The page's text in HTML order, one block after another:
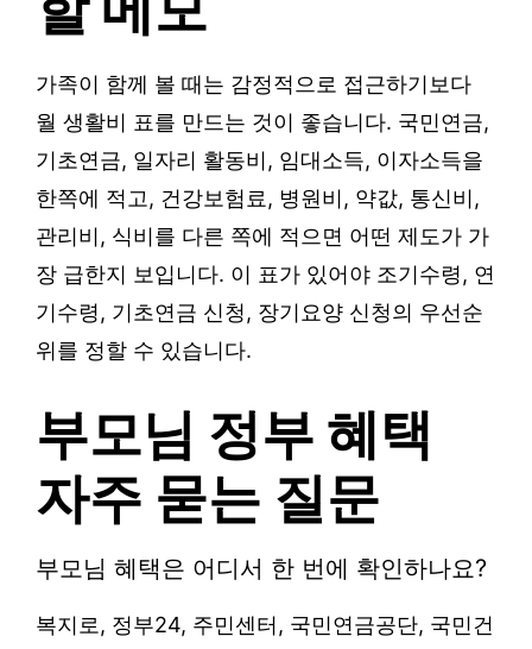
가족이 함께 볼 때는 감정적으로 접근하기보다
월 생활비 표를 만드는 것이 좋습니다. 국민연금,
기초연금, 일자리 활동비, 임대소득, 이자소득을
한쪽에 적고, 건강보험료, 병원비, 약값, 통신비,
관리비, 식비를 다른 쪽에 적으면 어떤 제도가 가
장 급한지 보입니다. 이 표가 있어야 조기수령, 연
기수령, 기초연금 신청, 장기요양 신청의 우선순
위를 정할 수 있습니다.
부모님 정부 혜택
자주 묻는 질문
부모님 혜택은 어디서 한 번에 확인하나요?
복지로, 정부24, 주민센터, 국민연금공단, 국민건